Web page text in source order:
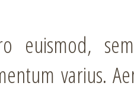
euismod,
varius.